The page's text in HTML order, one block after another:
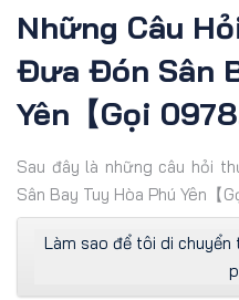
Những Câu
Đưa Đón Sân
Yên【Gọi
Sau đây là những câu hỏi
Sân Bay Tuy Hòa Phú Yên【
Làm sao để tôi di chuyển